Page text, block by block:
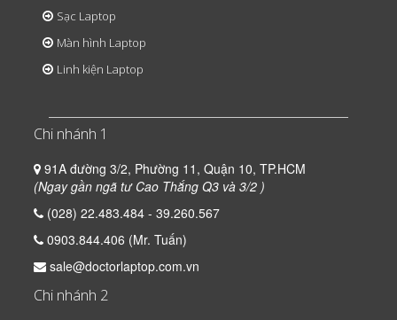
Sạc Laptop
Màn hình Laptop
Linh kiện Laptop
Chi nhánh 1
91A đường 3/2, Phường 11, Quận 10, TP.HCM
(Ngay gần ngã tư Cao Thắng Q3 và 3/2 )
(028) 22.483.484 - 39.260.567
0903.844.406 (Mr. Tuấn)
sale@doctorlaptop.com.vn
Chi nhánh 2